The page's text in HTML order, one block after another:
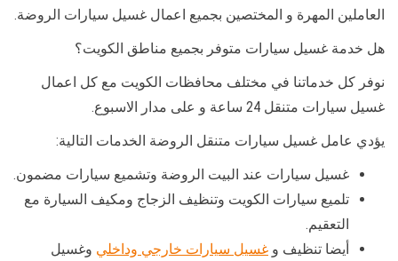
العاملين المهرة و المختصين بجميع اعمال غسيل سيارات الروضة.
هل خدمة غسيل سيارات متوفر بجميع مناطق الكويت؟
نوفر كل خدماتنا في مختلف محافظات الكويت مع كل اعمال
غسيل سيارات متنقل 24 ساعة و على مدار الاسبوع.
يؤدي عامل غسيل سيارات متنقل الروضة الخدمات التالية:
غسيل سيارات عند البيت الروضة وتشميع سيارات مضمون.
تلميع سيارات الكويت وتنظيف الزجاج ومكيف السيارة مع
التعقيم.
أيضا تنظيف و غسيل سيارات خارجي وداخلي وغسيل